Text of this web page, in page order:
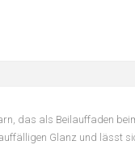
das als Beilauffaden
Glanz und lässt